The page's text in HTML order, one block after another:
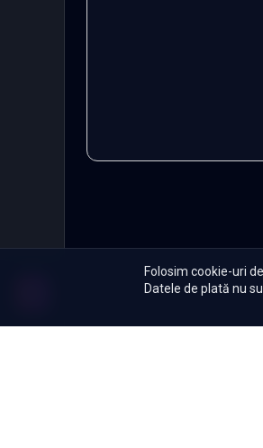
Folosim cookie-uri
Datele de plată nu